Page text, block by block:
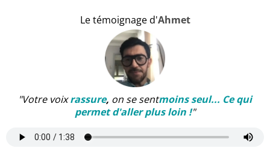
Le témoignage d'Ahmet
"Votre voixrassure, on se sentmoins seul... Ce qui
permet d'aller plus loin !"